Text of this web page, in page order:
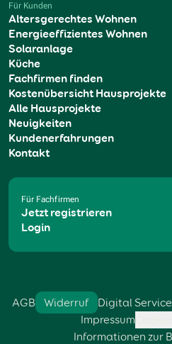
Für Kunden
Altersgerechtes Wohnen
Energieeffizientes Wohnen
Solaranlage
Küche
Fachfirmen finden
Kostenübersicht Hausprojekte
Alle Hausprojekte
Neuigkeiten
Kundenerfahrungen
Kontakt
Für Fachfirmen
Jetzt registrieren
Login
AGB Widerruf Digital
Impressum
Informationen zur